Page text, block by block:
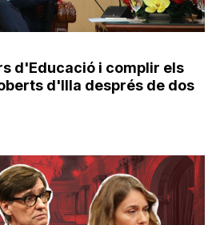
d'Educació i complir els
d'Illa després de dos